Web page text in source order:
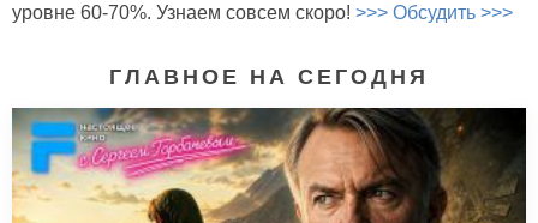
уровне 60-70%. Узнаем совсем скоро! >>> Обсудить >>>
ГЛАВНОЕ НА СЕГОДНЯ